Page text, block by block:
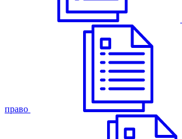
право